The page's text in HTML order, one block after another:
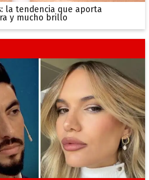
la tendencia que aporta
y mucho brillo